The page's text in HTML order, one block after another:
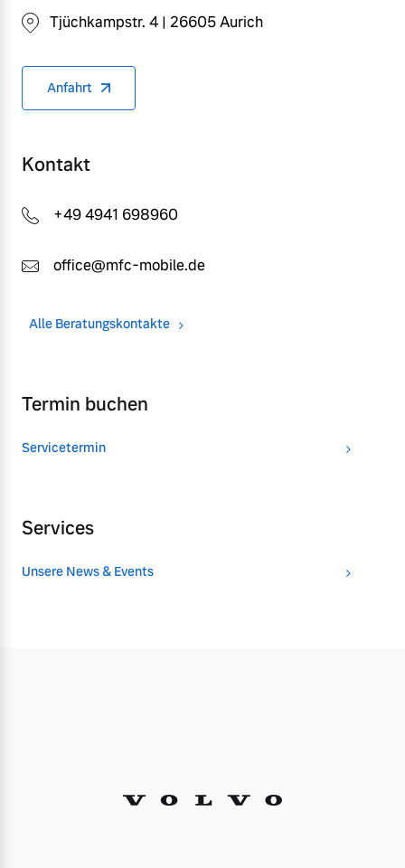
Tjüchkampstr. 4 | 26605 Aurich
Anfahrt
Kontakt
+49 4941 698960
office@mfc-mobile.de
Alle Beratungskontakte
Termin buchen
Servicetermin
Services
Unsere News & Events